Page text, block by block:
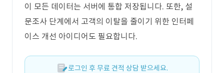
이 모든 데이터는 서버에 통합 저장됩니다. 또한, 설
문조사 단계에서 고객의 이탈을 줄이기 위한 인터페
이스 개선 아이디어도 필요합니다.
로그인 후 무료 견적 상담 받으세요.